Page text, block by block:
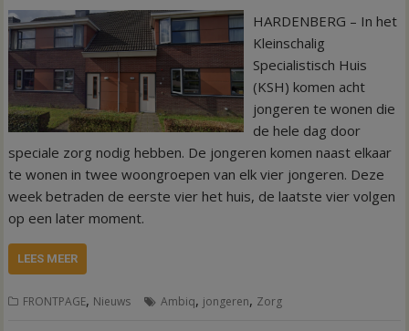
HARDENBERG – In het
Kleinschalig
Specialistisch Huis
(KSH) komen acht
jongeren te wonen die
de hele dag door
speciale zorg nodig hebben. De jongeren komen naast elkaar
te wonen in twee woongroepen van elk vier jongeren. Deze
week betraden de eerste vier het huis, de laatste vier volgen
op een later moment.
LEES MEER
FRONTPAGE, Nieuws Ambiq, jongeren, Zorg